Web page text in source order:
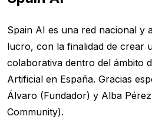
Spain AI es una red nacional y
lucro, con la finalidad de crear
colaborativa dentro del ámbito
Artificial en España. Gracias
Álvaro (Fundador) y Alba
Community).